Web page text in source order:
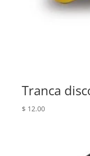
Tranca
$ 12.00